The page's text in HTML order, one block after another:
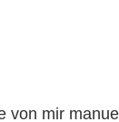
mir